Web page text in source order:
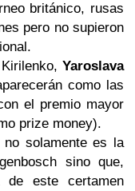
británico, rusas
pero no supieron
Yaroslava
como las
el premio mayor
prize money).
no solamente es la
sino que,
de este certamen